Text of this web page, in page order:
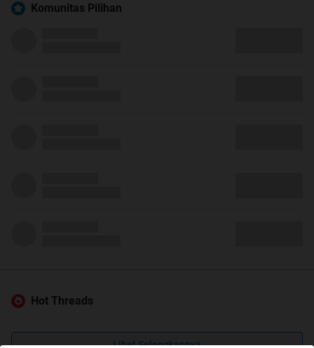
Komunitas Pilihan
Hot Threads
Lihat Selengkapnya